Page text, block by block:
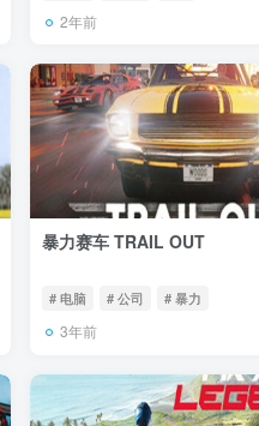
2年前
暴力赛车 TRAIL OUT
# 电脑 # 公司 # 暴力
3年前